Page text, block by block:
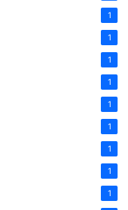
1
1
1
1
1
1
1
1
1